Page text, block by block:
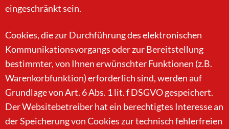
eingeschränkt sein.
Cookies, die zur Durchführung des elektronischen
Kommunikationsvorgangs oder zur Bereitstellung
bestimmter, von Ihnen erwünschter Funktionen (z.B.
Warenkorbfunktion) erforderlich sind, werden auf
Grundlage von Art. 6 Abs. 1 lit. f DSGVO gespeichert.
Der Websitebetreiber hat ein berechtigtes Interesse an
der Speicherung von Cookies zur technisch fehlerfreien